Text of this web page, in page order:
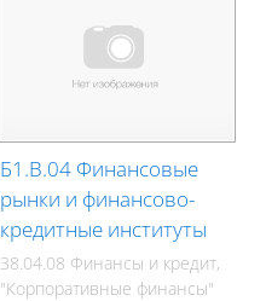
Б1.В.04 Финансовые
рынки и финансово-
кредитные институты
38.04.08 Финансы и кредит,
"Корпоративные финансы"